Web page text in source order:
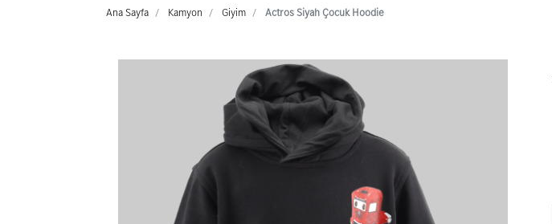
Ana Sayfa Kamyon Giyim Actros Siyah Çocuk Hoodie